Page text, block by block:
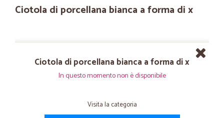
Ciotola di porcellana bianca a forma di x
Ciotola di porcellana bianca a forma di x
In questo momento non è disponibile
Visita la categoria